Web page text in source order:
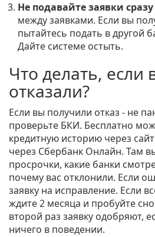
Не подавайте заявки сразу
между заявками. Если вы
пытайтесь подать в другой
Дайте системе остыть.
Что делать, если
отказали?
Если вы получили отказ - не
проверьте БКИ. Бесплатно
кредитную историю через
через Сбербанк Онлайн. Там
просрочки, какие банки
почему вас отклонили. Если
заявку на исправление. Если
ждите 2 месяца и пробуйте
второй раз заявку одобряют,
ничего в поведении.